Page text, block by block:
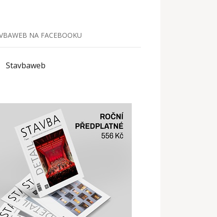
NA FACEBOOKU
Stavbaweb